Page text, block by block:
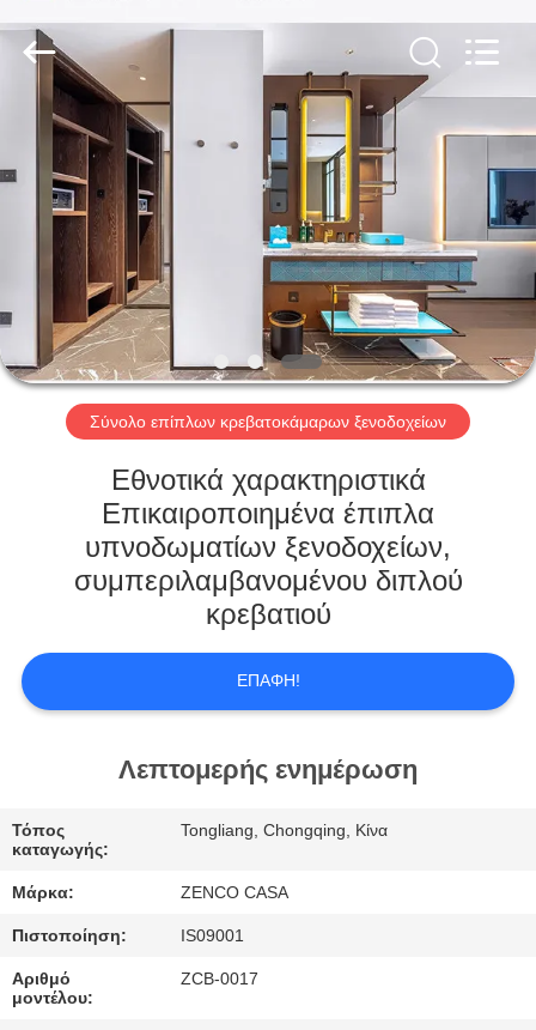
ΣΠΊΤΙ
ΠΡΟΪΌΝΤΑ
ΒΊΝΤΕΟ
ΕΜΦΆΝΙΣΗ
VR
ΣΧΕΤΙΚΆ
ΕΜΆΣ
ΕΡΓΟΣΤΑΣΊΟΥ
ΠΟΙΌΤΗΤΑΣ
ΖΗΤΉΣΤΕ
ΜΙΑ
ΠΡΟΣΦΟΡΆ
SITEMAP
ZENCO.
Rights
Reserved.
Σύνολο επίπλων κρεβατοκάμαρων ξενοδοχείων
Εθνοτικά χαρακτηριστικά
Επικαιροποιημένα έπιπλα
υπνοδωματίων ξενοδοχείων,
συμπεριλαμβανομένου διπλού
κρεβατιού
ΕΠΑΦΉ!
Λεπτομερής ενημέρωση
Τόπος
καταγωγής:
Tongliang, Chongqing, Κίνα
Μάρκα: ZENCO CASA
Πιστοποίηση: IS09001
Αριθμό
μοντέλου:
ZCB-0017